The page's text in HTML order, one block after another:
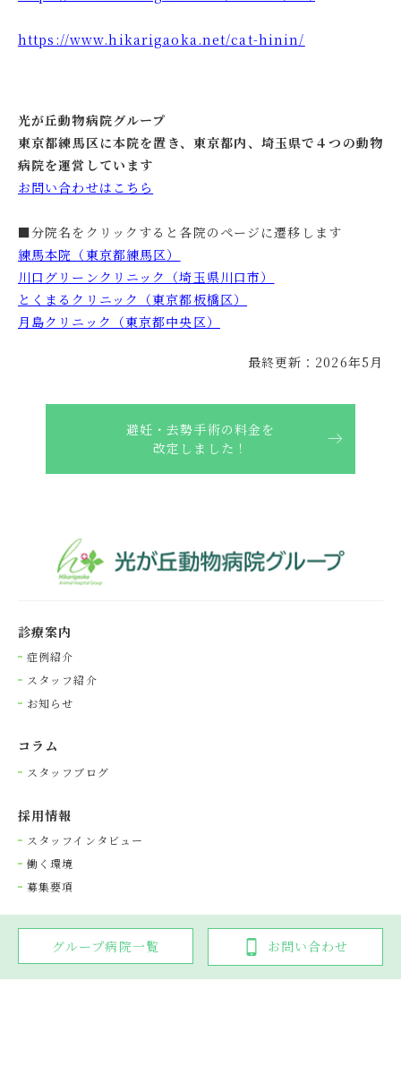
https://www.hikarigaoka.net/cat-hinin/
光が丘動物病院グループ
東京都練馬区に本院を置き、東京都内、埼玉県で４つの動物
病院を運営しています
お問い合わせはこちら
■分院名をクリックすると各院のページに遷移します
練馬本院（東京都練馬区）
川口グリーンクリニック（埼玉県川口市）
とくまるクリニック（東京都板橋区）
月島クリニック（東京都中央区）
最終更新：2026年5月
避妊・去勢手術の料金を
改定しました！
診療案内
症例紹介
スタッフ紹介
お知らせ
コラム
スタッフブログ
採⽤情報
スタッフインタビュー
働く環境
募集要項
Copyright © 光が丘動物病院グループ. All rights reserved.
グループ病院一覧 お問い合わせ